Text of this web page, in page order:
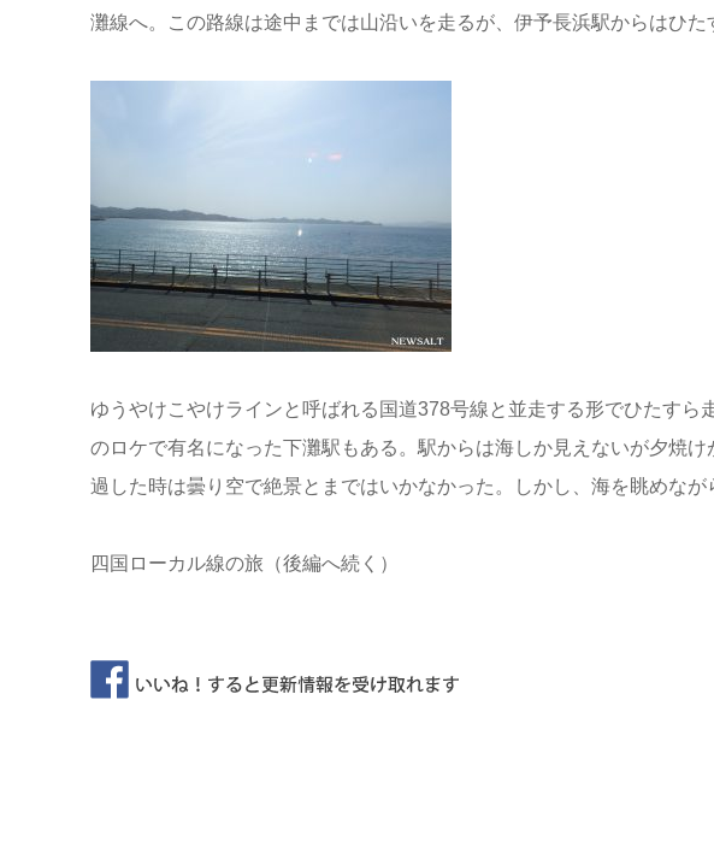
灘線へ。この路線は途中までは山沿いを走るが、伊予長浜駅からはひた
ゆうやけこやけラインと呼ばれる国道378号線と並走する形でひたす
のロケで有名になった下灘駅もある。駅からは海しか見えないが夕焼
過した時は曇り空で絶景とまではいかなかった。しかし、海を眺めなが
四国ローカル線の旅（後編へ続く）